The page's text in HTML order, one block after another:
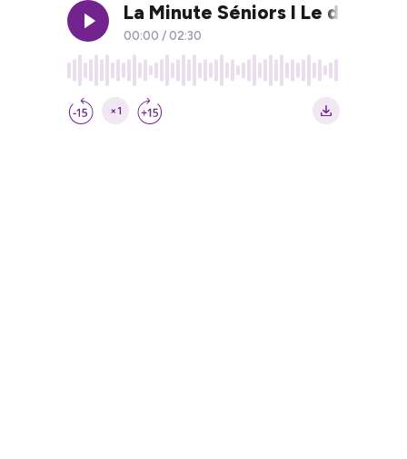
La Minute Séniors I Le
00:00 / 02:30
×1